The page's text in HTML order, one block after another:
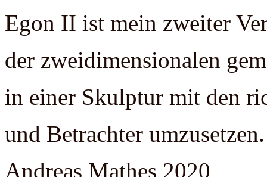
Egon II ist mein zweiter
der zweidimensionalen
in einer Skulptur mit den
und Betrachter umzusetzen.
Andreas Mathes 2020